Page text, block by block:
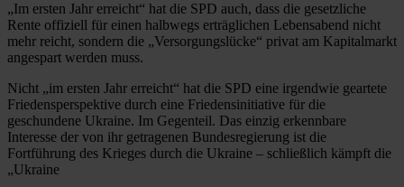
„Im ersten Jahr erreicht“ hat die SPD auch, dass die gesetzliche
Rente offiziell für einen halbwegs erträglichen Lebensabend nicht
mehr reicht, sondern die „Versorgungslücke“ privat am Kapitalmarkt
angespart werden muss.
Nicht „im ersten Jahr erreicht“ hat die SPD eine irgendwie geartete
Friedensperspektive durch eine Friedensinitiative für die
geschundene Ukraine. Im Gegenteil. Das einzig erkennbare
Interesse der von ihr getragenen Bundesregierung ist die
Fortführung des Krieges durch die Ukraine – schließlich kämpft die
„Ukraine